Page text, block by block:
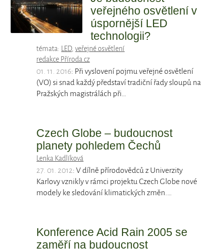
veřejného osvětlení v
úspornější LED
technologii?
témata: LED,veřejné osvětlení
redakce Příroda.cz
01. 11. 2016: Při vyslovení pojmu veřejné osvětlení
(VO) si snad každý představí tradiční řady sloupů na
Pražských magistrálách při…
Czech Globe – budoucnost
planety pohledem Čechů
Lenka Kadlíková
27. 01. 2012: V dílně přírodovědců z Univerzity
Karlovy vznikly v rámci projektu Czech Globe nové
modely ke sledování klimatických změn.…
Konference Acid Rain 2005 se
zaměří na budoucnost